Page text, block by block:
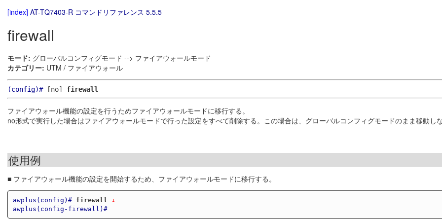
[index] AT-TQ7403-R コマンドリファレンス 5.5.5
firewall
モード: グローバルコンフィグモード --> ファイアウォールモード
カテゴリー: UTM / ファイアウォール
(config)#[no] firewall
ファイアウォール機能の設定を行うためファイアウォールモードに移行する。
no形式で実行した場合はファイアウォールモードで行った設定をすべて削除する。この場合は、グローバルコンフィグモードのまま移動し
使用例
■ ファイアウォール機能の設定を開始するため、ファイアウォールモードに移行する。
awplus(config)# firewall
↓
awplus(config-firewall)#